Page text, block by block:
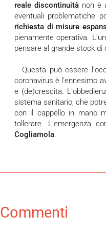
reale discontinuità non è
eventuali problematiche
richiesta di misure
pienamente operativa.
pensare al grande stock
Questa può essere
coronavirus è l'ennesimo
e (de)crescita.
sistema sanitario, che
con il cappello in mano
tollerare. L'emergenza
Cogliamola.
Commenti